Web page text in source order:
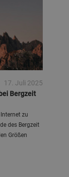
17. Juli 2025
Bergzeit
zu
des Bergzeit
Größen